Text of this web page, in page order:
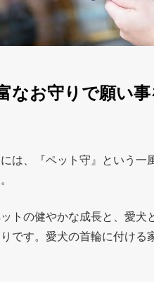
なお守りで願い
は、『ペット守』という一
トの健やかな成長と、愛犬
です。愛犬の首輪に付ける